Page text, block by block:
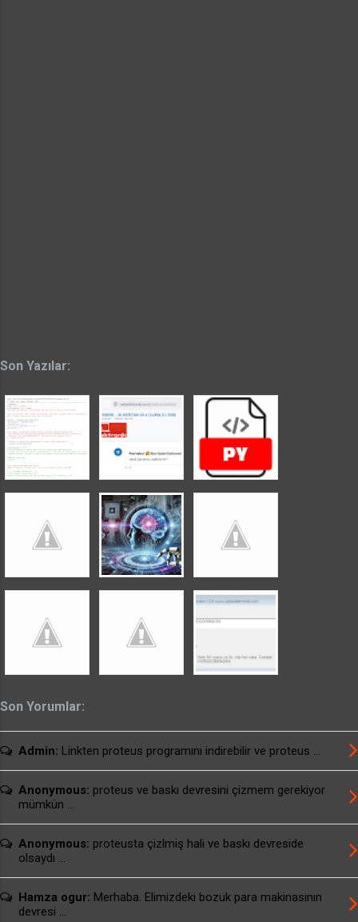
Son Yazılar:
Son Yorumlar:
Admin: Linkten proteus programını indirebilir ve proteus ...
Anonymous: proteus ve baskı devresini çizmem gerekiyor
mümkün ...
Anonymous: proteusta çizlmiş hali ve baskı devreside
olsaydı ...
Hamza ogur: Merhaba. Elimizdeki bozuk para makinasının
devresi ...